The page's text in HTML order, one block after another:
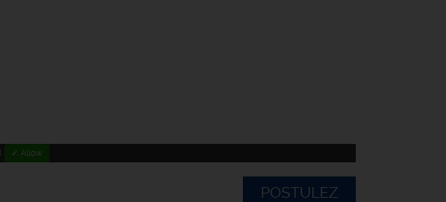
✓ Allow
POSTULEZ